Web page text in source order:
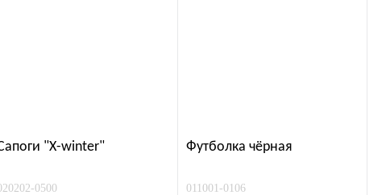
"Х-winter"
0500
Футболка чёрная
011001-0106